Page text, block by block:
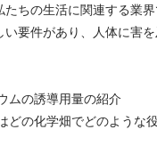
たちの生活に関連する業
い要件があり、人体に害
ムの誘導用量の紹介
どの化学畑でどのような